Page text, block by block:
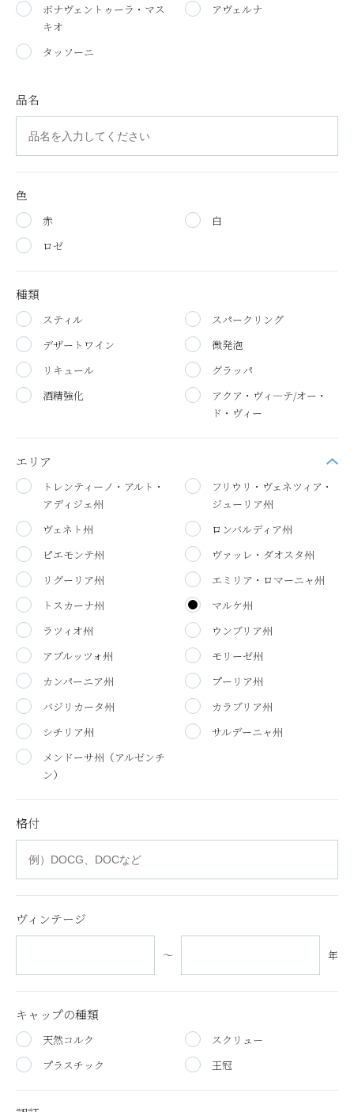
ボナヴェントゥーラ・マス
キオ
アヴェルナ
タッソーニ
品名
色
赤
白
ロゼ
種類
スティル
スパークリング
デザートワイン
微発泡
リキュール
グラッパ
酒精強化
アクア・ヴィ―テ/オー・
ド・ヴィー
エリア
トレンティーノ・アルト・
アディジェ州
フリウリ・ヴェネツィア・
ジューリア州
ヴェネト州
ロンバルディア州
ピエモンテ州
ヴァッレ・ダオスタ州
リグーリア州
エミリア・ロマーニャ州
トスカーナ州
マルケ州
ラツィオ州
ウンブリア州
アブルッツォ州
モリーゼ州
カンパーニア州
プーリア州
バジリカータ州
カラブリア州
シチリア州
サルデーニャ州
メンドーサ州（アルゼンチ
ン）
格付
ヴィンテージ
～ 年
キャップの種類
天然コルク
スクリュー
プラスチック
王冠